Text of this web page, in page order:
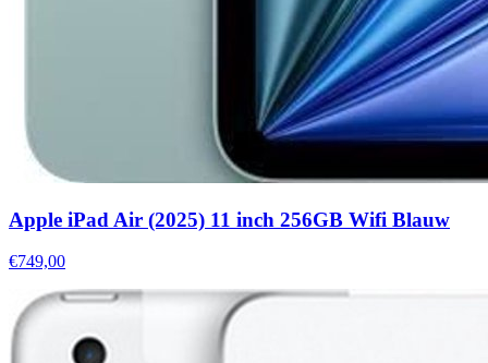
Apple iPad Air (2025) 11 inch 256GB Wifi Blauw
€749,00